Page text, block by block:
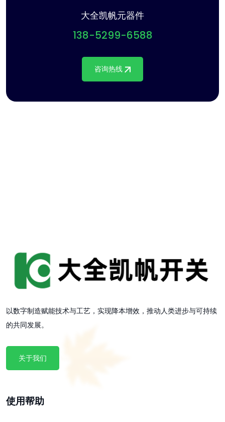
大全凯帆元器件
138-5299-6588
咨询热线
以数字制造赋能技术与工艺，实现降本增效，推动人类进步与可持续
的共同发展。
关于我们
使用帮助